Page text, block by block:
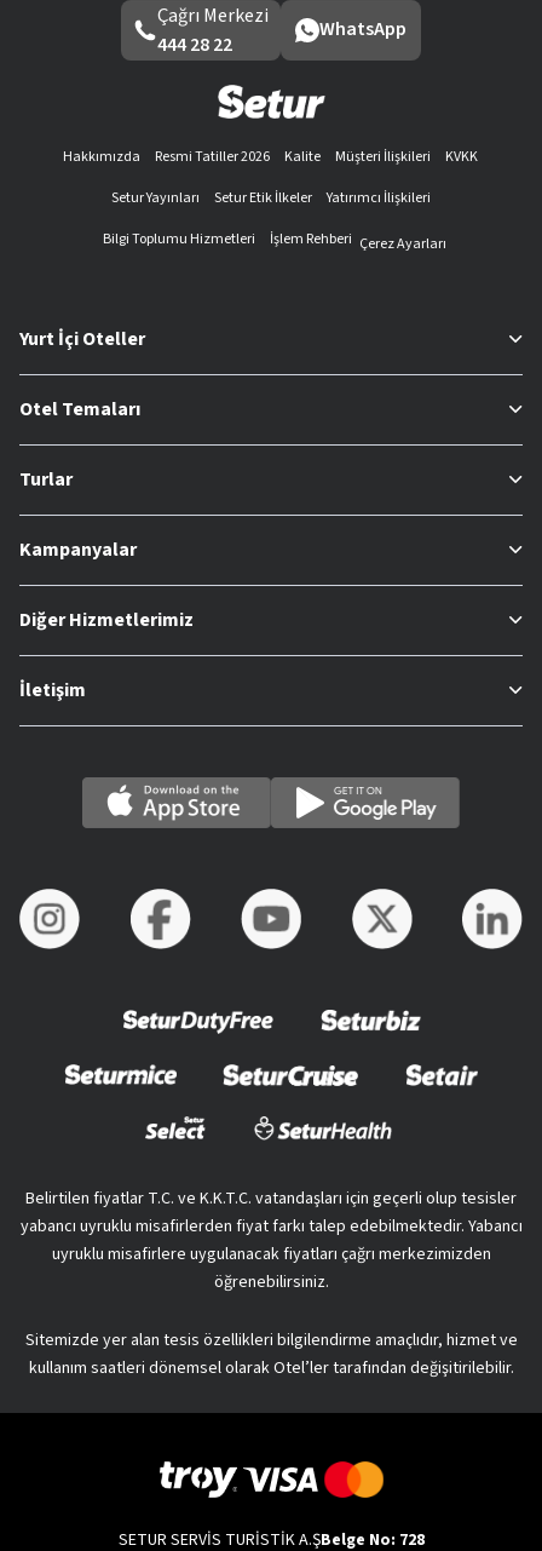
Çağrı Merkezi
444 28 22
WhatsApp
Hakkımızda Resmi Tatiller 2026 Kalite Müşteri İlişkileri
KVKK
Setur Yayınları
Setur Etik İlkeler
Yatırımcı İlişkileri
Bilgi Toplumu Hizmetleri
İşlem Rehberi Çerez Ayarları
Yurt İçi Oteller
Otel Temaları
Turlar
Kampanyalar
Diğer Hizmetlerimiz
İletişim
Belirtilen fiyatlar T.C. ve K.K.T.C. vatandaşları için geçerli olup tesisler
yabancı uyruklu misafirlerden fiyat farkı talep edebilmektedir. Yabancı
uyruklu misafirlere uygulanacak fiyatları çağrı merkezimizden
öğrenebilirsiniz.
Sitemizde yer alan tesis özellikleri bilgilendirme amaçlıdır, hizmet ve
kullanım saatleri dönemsel olarak Otel’ler tarafından değişitirilebilir.
SETUR SERVİS TURİSTİK A.ŞBelge No: 728